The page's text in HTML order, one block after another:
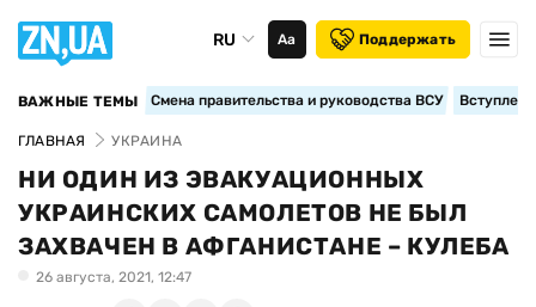
RU Аа Поддержать
ВАЖНЫЕ ТЕМЫ Смена правительства и руководства ВСУ
ГЛАВНАЯ УКРАИНА
НИ ОДИН ИЗ ЭВАКУАЦИОННЫХ
УКРАИНСКИХ САМОЛЕТОВ НЕ БЫЛ
ЗАХВАЧЕН В АФГАНИСТАНЕ – КУЛЕБА
26 августа, 2021, 12:47